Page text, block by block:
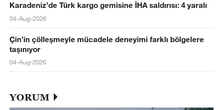
Karadeniz’de Türk kargo gemisine İHA saldırısı: 4 yaralı
04-Aug-2026
Çin’in çölleşmeyle mücadele deneyimi farklı bölgelere
taşınıyor
04-Aug-2026
YORUM